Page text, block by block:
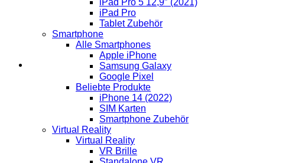
iPad Pro 5 12,9″ (2021)
iPad Pro
Tablet Zubehör
Smartphone
Alle Smartphones
Apple iPhone
Samsung Galaxy
Google Pixel
Beliebte Produkte
iPhone 14 (2022)
SIM Karten
Smartphone Zubehör
Virtual Reality
Virtual Reality
VR Brille